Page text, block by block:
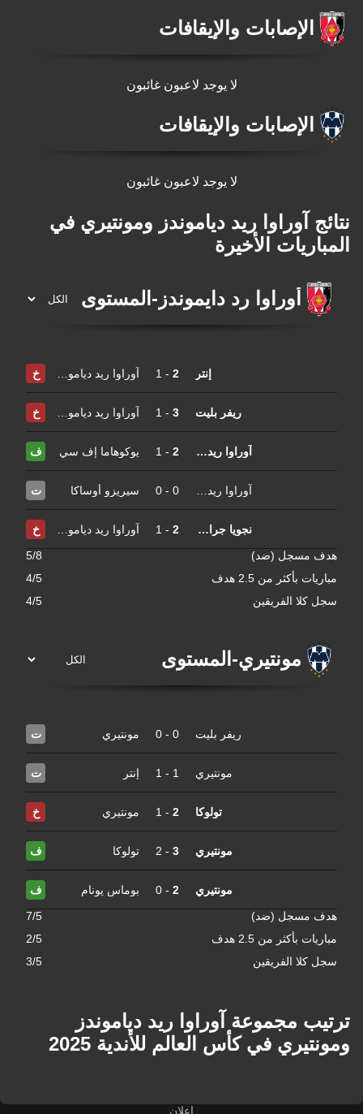
الإصابات والإيقافات
لا يوجد لاعبون غائبون
الإصابات والإيقافات
لا يوجد لاعبون غائبون
نتائج آوراوا ريد دياموندز ومونتيري في
المباريات الأخيرة
أوراوا رد دايموندز - المستوى
إنتر 2
-
1 خ
ريفر بليت 3
-
1 خ
آوراوا ريد دياموندز 2
-
1 يوكوهاما إف سي ف
0
-
0 سيريزو أوساكا ت
نجويا جرامبوس آيت 2
-
1 خ
هدف مسجل (ضد)
5/8
مباريات بأكثر من 2.5 هدف
4/5
سجل كلا الفريقين
4/5
مونتيري- المستوى
ريفر بليت 0
-
0 مونتيري ت
مونتيري 1
-
1 إنتر ت
تولوكا 2
-
1 مونتيري خ
مونتيري 3
-
2 تولوكا ف
مونتيري 2
-
0 بوماس يونام ف
هدف مسجل (ضد)
7/5
مباريات بأكثر من 2.5 هدف
2/5
سجل كلا الفريقين
3/5
ترتيب مجموعة آوراوا ريد دياموندز
ومونتيري في كأس العالم للأندية 2025
إعلان